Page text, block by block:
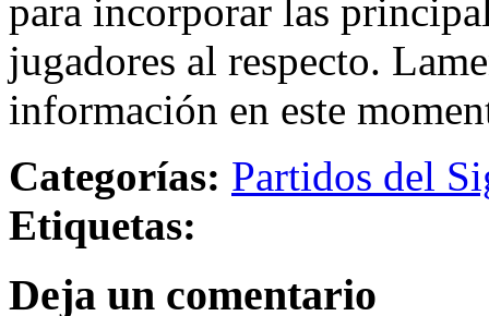
para incorporar las
jugadores al respecto.
información en este
Categorías: Partidos del
Etiquetas:
Deja un comentario